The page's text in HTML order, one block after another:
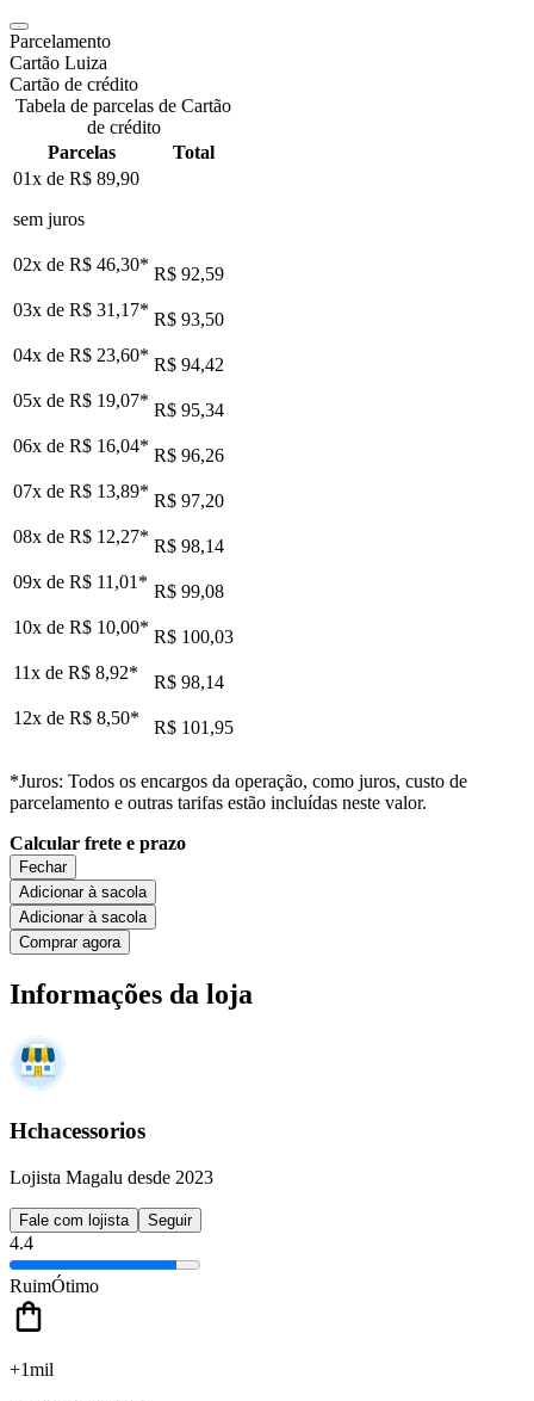
Parcelamento
Cartão Luiza
Cartão de crédito
Tabela de parcelas de Cartão
de crédito
Parcelas
Total
01x de R$ 89,90
sem juros
02x de R$ 46,30* R$ 92,59
03x de R$ 31,17* R$ 93,50
04x de R$ 23,60* R$ 94,42
05x de R$ 19,07* R$ 95,34
06x de R$ 16,04* R$ 96,26
07x de R$ 13,89* R$ 97,20
08x de R$ 12,27* R$ 98,14
09x de R$ 11,01 * R$ 99,08
10x de R$ 10,00* R$ 100,03
11x de R$ 8,92*
R$ 98,14
12x de R$ 8,50* R$ 101,95
*Juros: Todos os encargos da operação, como juros, custo de
parcelamento e outras tarifas estão incluídas neste valor.
Calcular frete e prazo
Fechar
Adicionar à sacola
Adicionar à sacola
Comprar agora
Informações da loja
Hchacessorios
Lojista Magalu desde 2023
Fale com lojista Seguir
4.4
RuimÓtimo
+1mil